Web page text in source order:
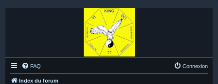
FAQ Connexion
Index du forum